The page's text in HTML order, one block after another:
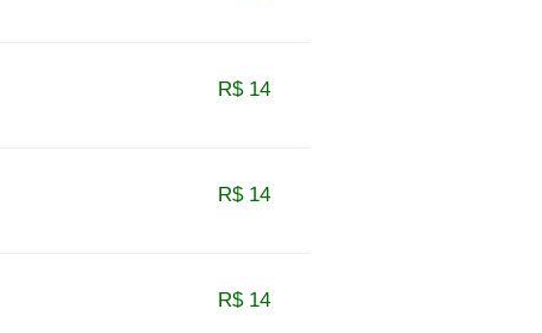
R$ 14
R$ 14
R$ 14